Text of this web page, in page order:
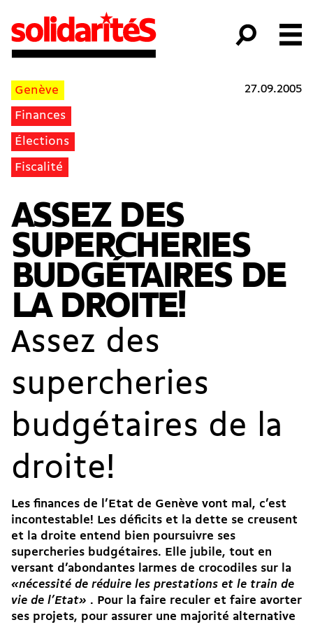
Genève
Finances
Élections
Fiscalité
27.09.2005
ASSEZ DES
SUPERCHERIES
BUDGÉTAIRES DE
LA DROITE!
Assez des
supercheries
budgétaires de la
droite!
Les finances de l’Etat de Genève vont mal, c’est
incontestable! Les déficits et la dette se creusent
et la droite entend bien poursuivre ses
supercheries budgétaires. Elle jubile, tout en
versant d’abondantes larmes de crocodiles sur la
«nécessité de réduire les prestations et le train de
vie de l’Etat» . Pour la faire reculer et faire avorter
ses projets, pour assurer une majorité alternative